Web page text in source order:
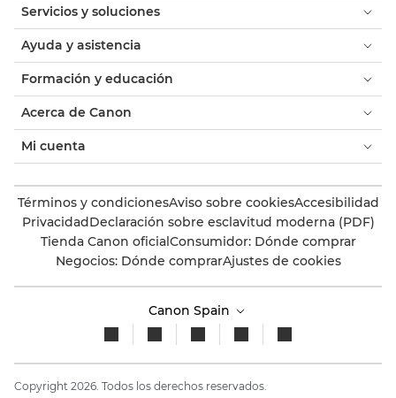
Servicios y soluciones
Ayuda y asistencia
Formación y educación
Acerca de Canon
Mi cuenta
Términos y condicionesAviso sobre cookiesAccesibilidad
PrivacidadDeclaración sobre esclavitud moderna (PDF)
Tienda Canon oficialConsumidor: Dónde comprar
Negocios: Dónde comprarAjustes de cookies
Canon Spain
Copyright 2026. Todos los derechos reservados.